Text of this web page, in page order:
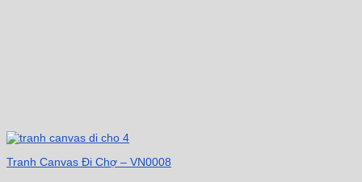
Tranh Canvas Đi Chợ – VN0008